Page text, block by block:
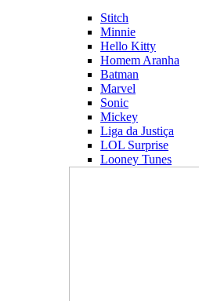
Stitch
Minnie
Hello Kitty
Homem Aranha
Batman
Marvel
Sonic
Mickey
Liga da Justiça
LOL Surprise
Looney Tunes